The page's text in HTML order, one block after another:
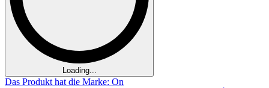
Loading...
Das Produkt hat die Marke: On